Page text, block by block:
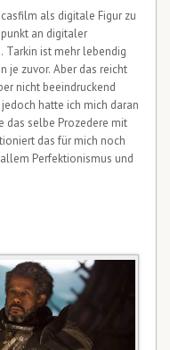
als digitale Figur zu
an digitaler
Tarkin ist mehr lebendig
je zuvor. Aber das reicht
nicht beeindruckend
hatte ich mich daran
das selbe Prozedere mit
das für mich noch
Perfektionismus und